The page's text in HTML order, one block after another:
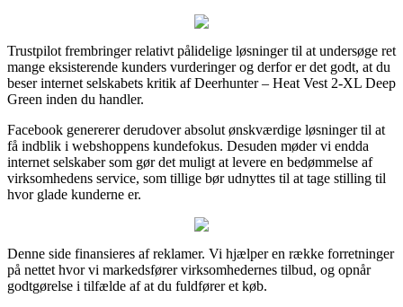
Trustpilot frembringer relativt pålidelige løsninger til at undersøge ret
mange eksisterende kunders vurderinger og derfor er det godt, at du
beser internet selskabets kritik af Deerhunter – Heat Vest 2-XL Deep
Green inden du handler.
Facebook genererer derudover absolut ønskværdige løsninger til at
få indblik i webshoppens kundefokus. Desuden møder vi endda
internet selskaber som gør det muligt at levere en bedømmelse af
virksomhedens service, som tillige bør udnyttes til at tage stilling til
hvor glade kunderne er.
Denne side finansieres af reklamer. Vi hjælper en række forretninger
på nettet hvor vi markedsfører virksomhedernes tilbud, og opnår
godtgørelse i tilfælde af at du fuldfører et køb.